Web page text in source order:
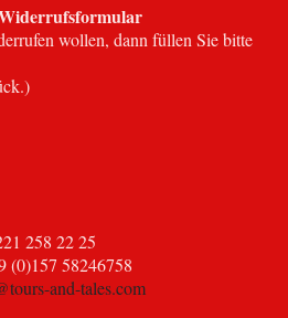
wollen, dann füllen Sie bitte
258 22 25
(0)157 58246758
and-tales.com